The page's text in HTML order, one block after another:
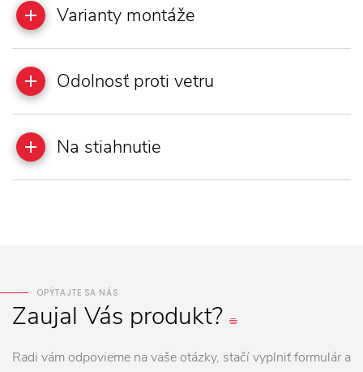
Varianty montáže
Odolnosť proti vetru
Na stiahnutie
OPÝTAJTE SA NÁS
Zaujal Vás produkt?
Radi vám odpovieme na vaše otázky, stačí vyplniť formulár a